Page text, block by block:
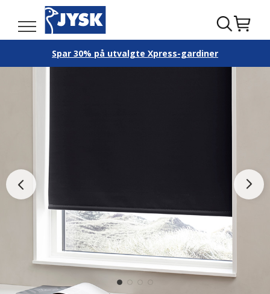
Spar 30% på utvalgte Xpress-gardiner